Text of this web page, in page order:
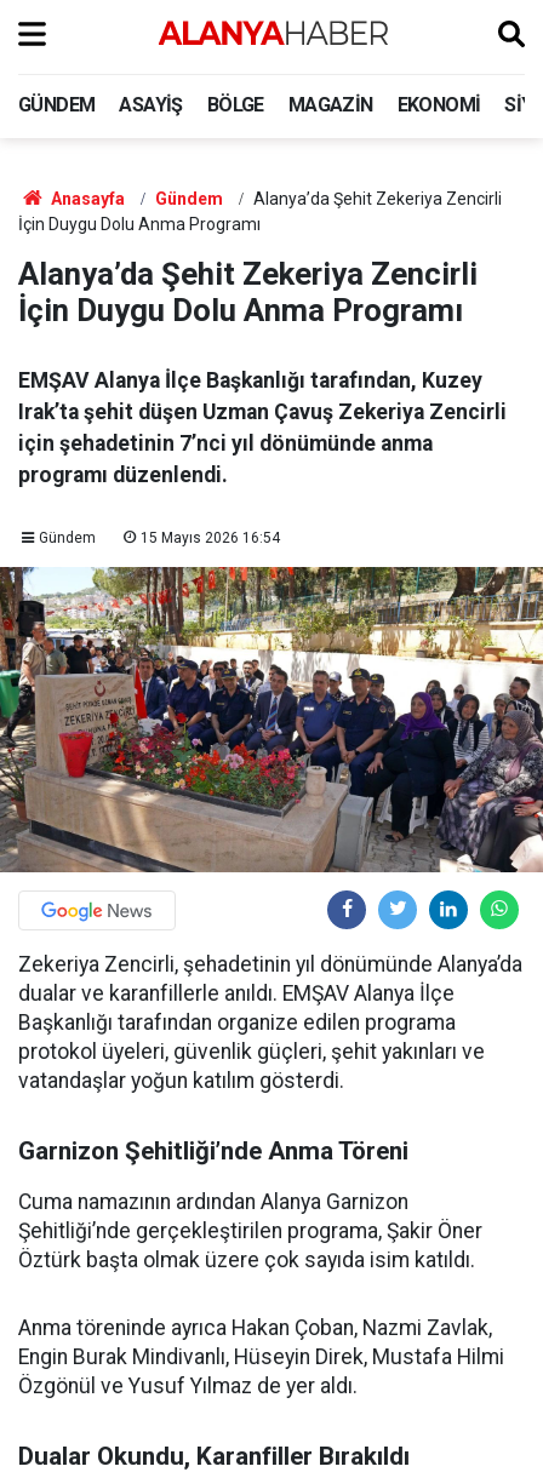
GÜNDEM ASAYIŞ BÖLGE MAGAZIN EKONOMI
Anasayfa Gündem
Alanya’da Şehit Zekeriya Zencirli
İçin Duygu Dolu Anma Programı
Alanya’da Şehit Zekeriya Zencirli
İçin Duygu Dolu Anma Programı
EMŞAV Alanya İlçe Başkanlığı tarafından, Kuzey
Irak’ta şehit düşen Uzman Çavuş Zekeriya Zencirli
için şehadetinin 7’nci yıl dönümünde anma
programı düzenlendi.
Gündem 15 Mayıs 2026 16:54
Zekeriya Zencirli, şehadetinin yıl dönümünde Alanya’da
dualar ve karanfillerle anıldı. EMŞAV Alanya İlçe
Başkanlığı tarafından organize edilen programa
protokol üyeleri, güvenlik güçleri, şehit yakınları ve
vatandaşlar yoğun katılım gösterdi.
Garnizon Şehitliği’nde Anma Töreni
Cuma namazının ardından Alanya Garnizon
Şehitliği’nde gerçekleştirilen programa, Şakir Öner
Öztürk başta olmak üzere çok sayıda isim katıldı.
Anma töreninde ayrıca Hakan Çoban, Nazmi Zavlak,
Engin Burak Mindivanlı, Hüseyin Direk, Mustafa Hilmi
Özgönül ve Yusuf Yılmaz de yer aldı.
Dualar Okundu, Karanfiller Bırakıldı